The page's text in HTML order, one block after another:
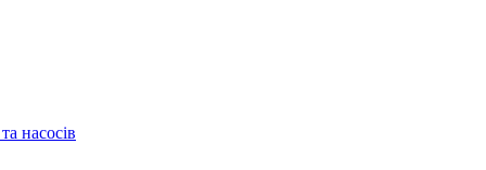
насосів